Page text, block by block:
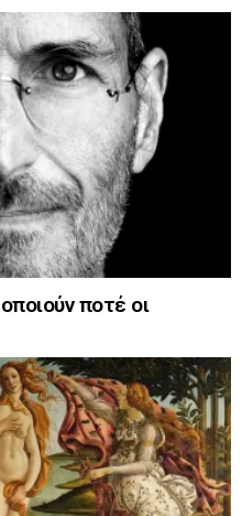
ποτέ οι